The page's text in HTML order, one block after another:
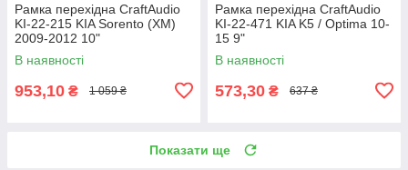
Рамка перехідна CraftAudio
KI-22-215 KIA Sorento (XM)
2009-2012 10"
В наявності
953,10 ₴ 1 059 ₴
Рамка перехідна CraftAudio
KI-22-471 KIA K5 / Optima 10-
15 9"
В наявності
573,30 ₴ 637 ₴
Показати ще